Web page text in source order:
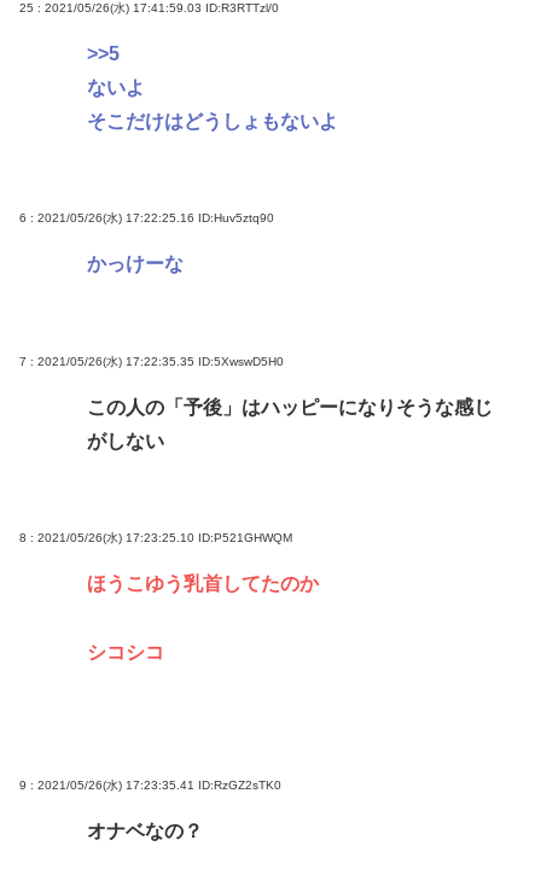
25 : 2021/05/26(水) 17:41:59.03 ID:R3RTTzl/0
>>5
ないよ
そこだけはどうしょもないよ
6 : 2021/05/26(水) 17:22:25.16 ID:Huv5ztq90
かっけーな
7 : 2021/05/26(水) 17:22:35.35 ID:5XwswD5H0
この人の「予後」はハッピーになりそうな感じ
がしない
8 : 2021/05/26(水) 17:23:25.10 ID:P521GHWQM
ほうこゆう乳首してたのか
シコシコ
9 : 2021/05/26(水) 17:23:35.41 ID:RzGZ2sTK0
オナベなの？